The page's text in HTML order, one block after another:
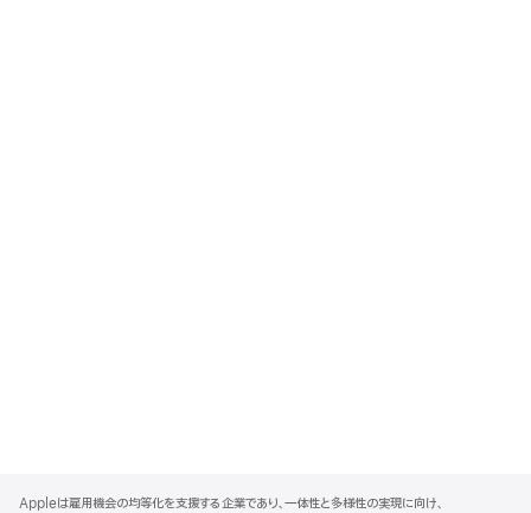
p
Appleは雇用機会の均等化を支援する企業であり、一体性と多様性の実現に向け、